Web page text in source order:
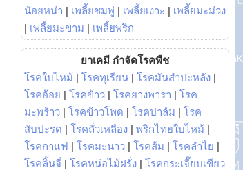
น้อยหน่า | เพลี้ยชมพู่ | เพลี้ยเงาะ | เพลี้ยมะม่วง
| เพลี้ยมะขาม | เพลี้ยพริก
ยาเคมี กำจัดโรคพืช
โรคใบไหม้ | โรคทุเรียน | โรคมันสำปะหลัง |
โรคอ้อย | โรคข้าว | โรคยางพารา | โรค
มะพร้าว | โรคข้าวโพด | โรคปาล์ม | โรค
สับปะรด | โรคถั่วเหลือง | พริกไทยใบไหม้ |
โรคกาแฟ | โรคมะนาว | โรคส้ม | โรคลำไย |
โรคลิ้นจี่ | โรคหน่อไม้ฝรั่ง | โรคกระเจี๊ยบเขียว